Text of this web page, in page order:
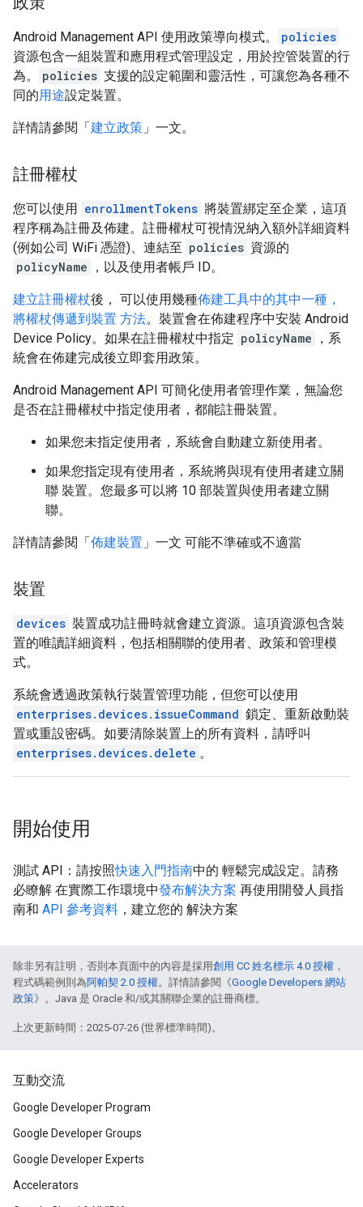
Android Management API 使用政策導向模式。
policies
資源包含一組裝置和應用程式管理設定，用於控管裝置的行
為。
policies 支援的設定範圍和靈活性，可讓您為各種不
同的用途設定裝置。
詳情請參閱「 建立政策 」一文。
註冊權杖
您可以使用 enrollmentTokens 將裝置綁定至企業，這項
程序稱為註冊及佈建。註冊權杖可視情況納入額外詳細資料
(例如公司 WiFi 憑證)、連結至 policies 資源的
policyName
，以及使用者帳戶 ID。
建立註冊權杖後， 可以使用幾種佈建工具中的其中一種，
將權杖傳遞到裝置 方法。裝置會在佈建程序中安裝 Android
Device Policy。如果在註冊權杖中指定 policyName
，系
統會在佈建完成後立即套用政策。
Android Management API 可簡化使用者管理作業，無論您
是否在註冊權杖中指定使用者，都能註冊裝置。
如果您未指定使用者，系統會自動建立新使用者。
如果您指定現有使用者，系統將與現有使用者建立關
聯 裝置。您最多可以將 10 部裝置與使用者建立關
聯。
詳情請參閱「 佈建裝置 」一文 可能不準確或不適當
裝置
devices 裝置成功註冊時就會建立資源。這項資源包含裝
置的唯讀詳細資料，包括相關聯的使用者、政策和管理模
式。
系統會透過政策執行裝置管理功能，但您可以使用
enterprises.devices.issueCommand 鎖定、重新啟動裝
置或重設密碼。如要清除裝置上的所有資料，請呼叫
enterprises.devices.delete 。
開始使用
測試 API：請按照快速入門指南中的 輕鬆完成設定。請務
必瞭解 在實際工作環境中發布解決方案 再使用開發人員指
南和 API 參考資料 ，建立您的 解決方案
除非另有註明，否則本頁面中的內容是採用創用 CC 姓名標示 4.0 授權 ，
程式碼範例則為阿帕契 2.0 授權。詳情請參閱《Google Developers 網站
政策》。Java 是 Oracle 和/或其關聯企業的註冊商標。
上次更新時間：2025-07-26 (世界標準時間)。
互動交流
Google Developer Program
Google Developer Groups
Google Developer Experts
Accelerators